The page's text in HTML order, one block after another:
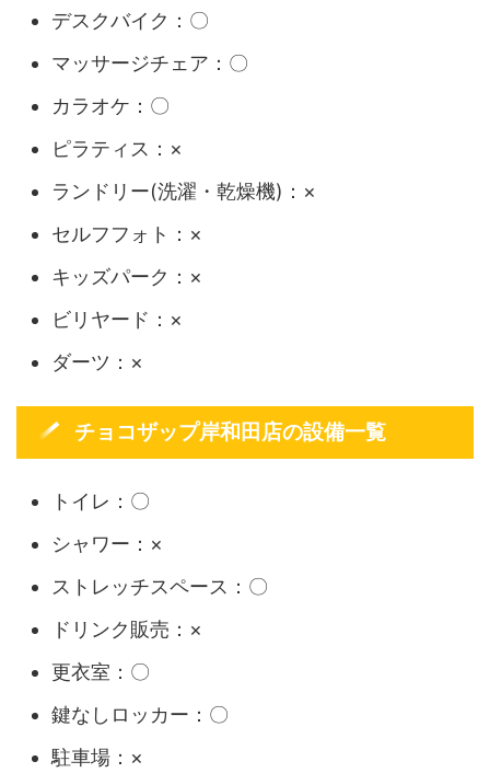
デスクバイク：〇
マッサージチェア：〇
カラオケ：〇
ピラティス：×
ランドリー(洗濯・乾燥機)：×
セルフフォト：×
キッズパーク：×
ビリヤード：×
ダーツ：×
チョコザップ岸和田店の設備一覧
トイレ：〇
シャワー：×
ストレッチスペース：〇
ドリンク販売：×
更衣室：〇
鍵なしロッカー：〇
駐車場：×